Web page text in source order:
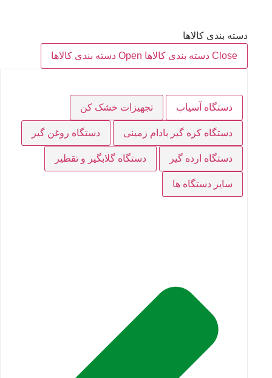
دسته بندی کالاها
Close دسته بندی کالاها
Open دسته بندی کالاها
دستگاه آسیاب تجهیزات خشک کن
دستگاه کره گیر بادام زمینی دستگاه روغن گیر
دستگاه ارده گیر دستگاه گلابگیر و تقطیر
سایر دستگاه ها